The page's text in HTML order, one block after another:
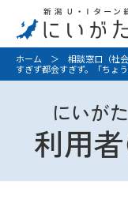
ホーム ＞ 相談窓口（社会
すぎず都会すぎず。「ちょ
にいが
利用